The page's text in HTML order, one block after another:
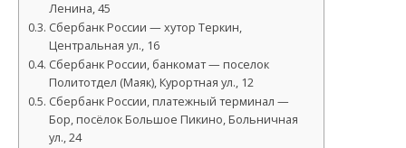
Ленина, 45
Сбербанк России — хутор Теркин,
Центральная ул., 16
Сбербанк России, банкомат — поселок
Политотдел (Маяк), Курортная ул., 12
Сбербанк России, платежный терминал —
Бор, посёлок Большое Пикино, Больничная
ул., 24